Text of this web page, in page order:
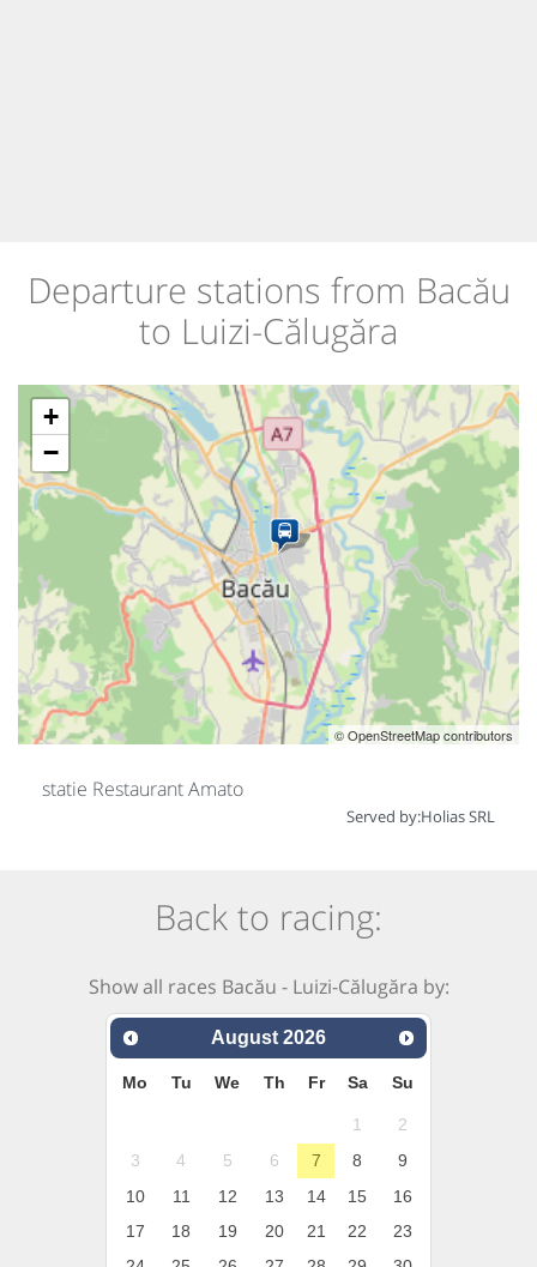
Departure stations from Bacău
to Luizi-Călugăra
+
−
© OpenStreetMap contributors
statie Restaurant Amato
Served by:Holias SRL
Back to racing:
Show all races Bacău - Luizi-Călugăra by:
August 2026
Mo Tu We Th Fr Sa Su
1
2
3
4 5 6 7 8
9
10
11 12 13 14 15
16
17
18 19 20 21 22
23